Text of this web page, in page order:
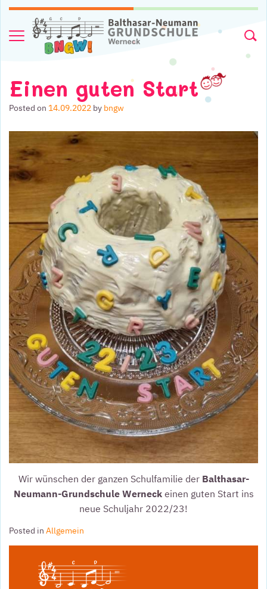
Skip to content
Einen guten Start
Posted on 14.09.2022 by bngw
Wir wünschen der ganzen Schulfamilie der Balthasar-
Neumann-Grundschule Werneckeinen guten Start ins
neue Schuljahr 2022/23!
Posted in Allgemein